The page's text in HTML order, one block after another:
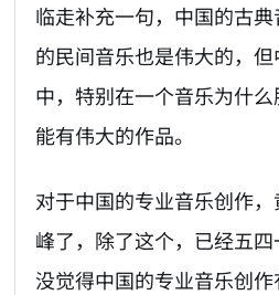
临走补充一句，中国的古
的民间音乐也是伟大的，
中，特别在一个音乐为什
能有伟大的作品。
对于中国的专业音乐创作
峰了，除了这个，已经五
没觉得中国的专业音乐创